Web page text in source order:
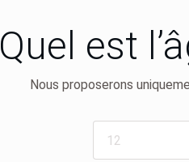
Quel est
Nous proposerons